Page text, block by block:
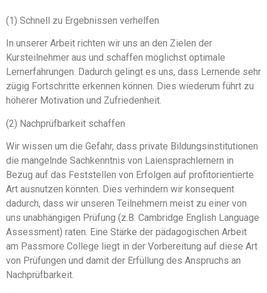
(1) Schnell zu Ergebnissen verhelfen
In unserer Arbeit richten wir uns an den Zielen der
Kursteilnehmer aus und schaffen möglichst optimale
Lernerfahrungen. Dadurch gelingt es uns, dass Lernende sehr
zügig Fortschritte erkennen können. Dies wiederum führt zu
höherer Motivation und Zufriedenheit.
(2) Nachprüfbarkeit schaffen
Wir wissen um die Gefahr, dass private Bildungsinstitutionen
die mangelnde Sachkenntnis von Laiensprachlernern in
Bezug auf das Feststellen von Erfolgen auf profitorientierte
Art ausnutzen könnten. Dies verhindern wir konsequent
dadurch, dass wir unseren Teilnehmern meist zu einer von
uns unabhängigen Prüfung (z.B. Cambridge English Language
Assessment) raten. Eine Stärke der pädagogischen Arbeit
am Passmore College liegt in der Vorbereitung auf diese Art
von Prüfungen und damit der Erfüllung des Anspruchs an
Nachprüfbarkeit.